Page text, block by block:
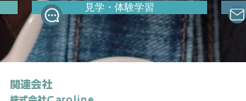
見学・体験学習
関連会社